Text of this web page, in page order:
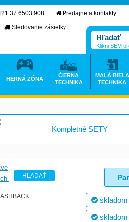
Kompletné SETY
skladom
skladom
HĽADAŤ
37 6503 908
Predajne a kontakty
Sledovanie zásielky
Klikni SEM
HERNÁ ZÓNA
ČIERNA
TECHNIKA
MALÁ BIELA
TECHNIKA